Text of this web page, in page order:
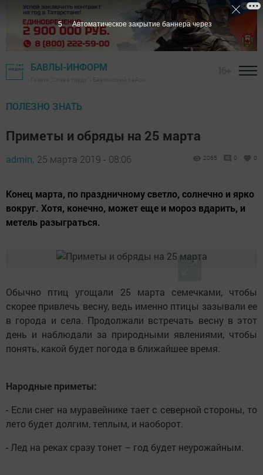
БАВЛЫ-ИНФОРМ
ПОЛЕЗНО ЗНАТЬ
Приметы и обряды на 25 марта
admin, 25 марта 2019 - 08:06 2065 0 0
Конец марта, по праздничному светло, солнечно и ярко
вокруг. Хотя, конечно, может еще и мороз вдарить, и
метель разыграться.
Обычно птиц угощали 25 марта семечками, чтобы
скорее привлечь весну, ведь именно птицы зазывали ее
в города и села. Продолжали встречать весну в этот
день и наблюдали за природными явлениями, чтобы
понять, какой будет погода в ближайшее время.
Народные приметы:
- Если снег на муравейнике тает с северной стороны, то
лето будет долгим, теплым, и наоборот.
- Лед на реках сразу тонет – год будет неурожайным.
4 Автоматическое закрытие баннера через